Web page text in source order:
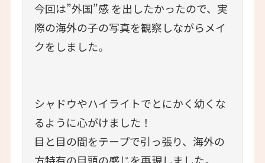
今回は”外国”感 を出したかったので、実
際の海外の子の写真を観察しながらメイ
クをしました。
シャドウやハイライトでとにかく幼くな
るように心がけました！
目と目の間をテープで引っ張り、海外の